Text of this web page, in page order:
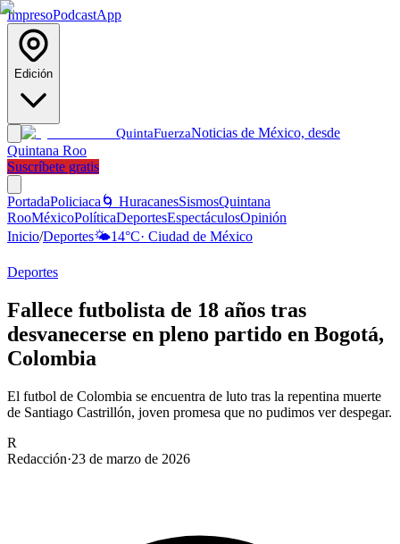
ImpresoPodcastApp
Edición
QuintaFuerzaNoticias de México, desde
Quintana Roo
Suscríbete gratis
PortadaPoliciaca 🌀 HuracanesSismosQuintana
RooMéxicoPolíticaDeportesEspectáculosOpinión
Inicio/Deportes🌤️14°C· Ciudad de México
Deportes
Fallece futbolista de 18 años tras
desvanecerse en pleno partido en Bogotá,
Colombia
El futbol de Colombia se encuentra de luto tras la repentina muerte
de Santiago Castrillón, joven promesa que no pudimos ver despegar.
R
Redacción·23 de marzo de 2026